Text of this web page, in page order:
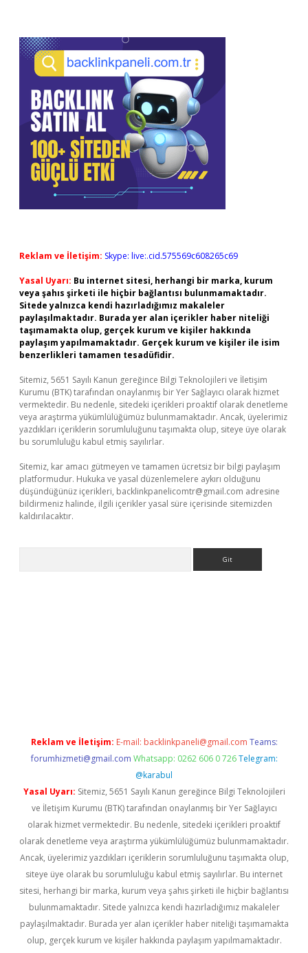
Reklam ve İletişim: Skype: live:.cid.575569c608265c69
Yasal Uyarı: Bu internet sitesi, herhangi bir marka, kurum
veya şahıs şirketi ile hiçbir bağlantısı bulunmamaktadır.
Sitede yalnızca kendi hazırladığımız makaleler
paylaşılmaktadır. Burada yer alan içerikler haber niteliği
taşımamakta olup, gerçek kurum ve kişiler hakkında
paylaşım yapılmamaktadır. Gerçek kurum ve kişiler ile isim
benzerlikleri tamamen tesadüfidir.
Sitemiz, 5651 Sayılı Kanun gereğince Bilgi Teknolojileri ve İletişim
Kurumu (BTK) tarafından onaylanmış bir Yer Sağlayıcı olarak hizmet
vermektedir. Bu nedenle, sitedeki içerikleri proaktif olarak denetleme
veya araştırma yükümlülüğümüz bulunmamaktadır. Ancak, üyelerimiz
yazdıkları içeriklerin sorumluluğunu taşımakta olup, siteye üye olarak
bu sorumluluğu kabul etmiş sayılırlar.
Sitemiz, kar amacı gütmeyen ve tamamen ücretsiz bir bilgi paylaşım
platformudur. Hukuka ve yasal düzenlemelere aykırı olduğunu
düşündüğünüz içerikleri, backlinkpanelicomtr@gmail.com adresine
bildirmeniz halinde, ilgili içerikler yasal süre içerisinde sitemizden
kaldırılacaktır.
Reklam ve İletişim: E-mail: backlinkpaneli@gmail.com Teams:
forumhizmeti@gmail.com Whatsapp: 0262 606 0 726 Telegram:
@karabul
Yasal Uyarı: Sitemiz, 5651 Sayılı Kanun gereğince Bilgi Teknolojileri
ve İletişim Kurumu (BTK) tarafından onaylanmış bir Yer Sağlayıcı
olarak hizmet vermektedir. Bu nedenle, sitedeki içerikleri proaktif
olarak denetleme veya araştırma yükümlülüğümüz bulunmamaktadır.
Ancak, üyelerimiz yazdıkları içeriklerin sorumluluğunu taşımakta olup,
siteye üye olarak bu sorumluluğu kabul etmiş sayılırlar. Bu internet
sitesi, herhangi bir marka, kurum veya şahıs şirketi ile hiçbir bağlantısı
bulunmamaktadır. Sitede yalnızca kendi hazırladığımız makaleler
paylaşılmaktadır. Burada yer alan içerikler haber niteliği taşımamakta
olup, gerçek kurum ve kişiler hakkında paylaşım yapılmamaktadır.